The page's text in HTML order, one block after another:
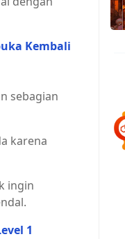
Kembali
sebagian
karena
ingin
1